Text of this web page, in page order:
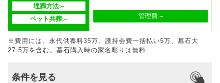
埋葬方法:–
ペット共葬:–
管理費:–
※費用には、永代供養料35万、護持会費一括払い5万、墓石大
27.5万を含む。墓石購入時の家名彫りは無料
条件を見る